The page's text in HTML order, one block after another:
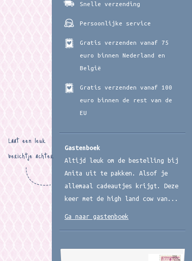
Snelle verzending
Persoonlijke service
Gratis verzenden vanaf 75
euro binnen Nederland en
België
Gratis verzenden vanaf 100
euro binnen de rest van de
EU
Gastenboek
Altijd leuk om de bestelling bij
Anita uit te pakken. Alsof je
allemaal cadeautjes krijgt. Deze
keer met de high land cow van...
Laat een leuk
berichtje achter
Ga naar gastenboek